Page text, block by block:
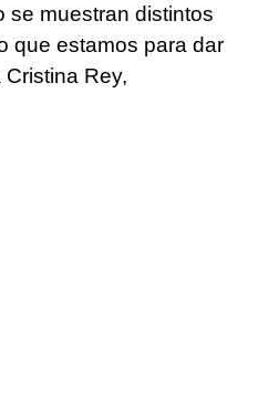
se muestran distintos
que estamos para dar
Rey,